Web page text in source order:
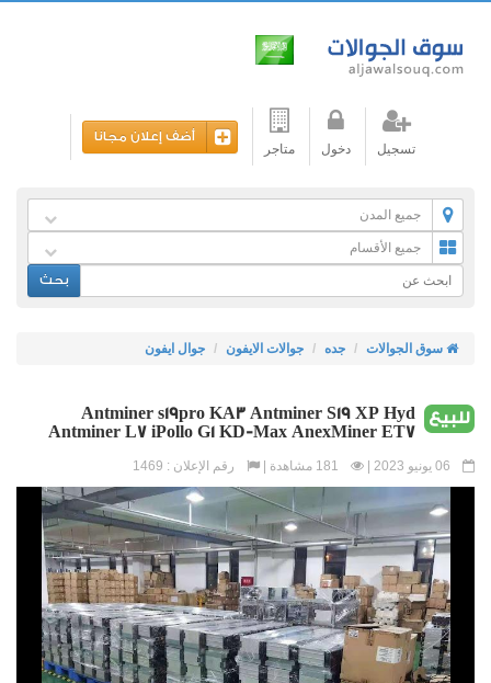
تسجيل دخول متاجر
أضف إعلان مجانا
جميع المدن
جميع الأقسام
بحث
سوق الجوالات جده جوالات الايفون جوال ايفون
للبيع
Antminer s19pro KA3 Antminer S19 XP Hyd
Antminer L7 iPollo G1 KD-Max AnexMiner ET7
رقم الإعلان : 1469